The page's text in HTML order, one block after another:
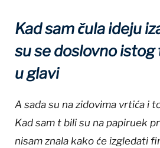
Kad sam čula ideju
su se doslovno
u glavi
A sada su na zidovima vrtića i
Kad sam t bili su na papiruek
nisam znala kako će izgledati